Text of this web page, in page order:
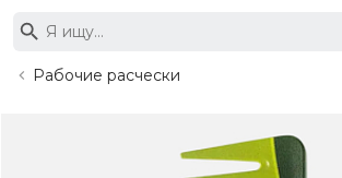
Рабочие расчески